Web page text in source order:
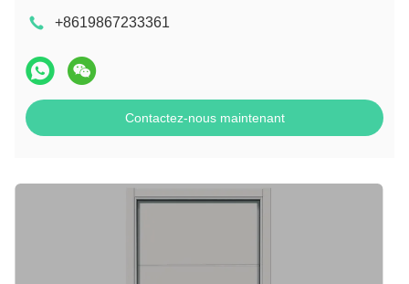
+8619867233361
Contactez-nous maintenant